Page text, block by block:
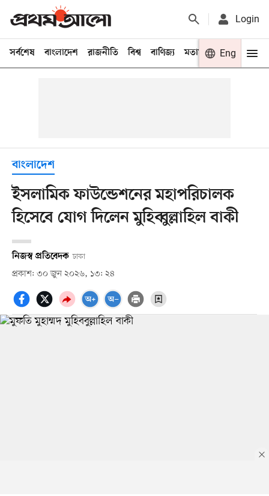
Login
সর্বশেষ বাংলাদেশ রাজনীতি বিশ্ব বাণিজ্য মতামত খেলা
Eng
বাংলাদেশ
ইসলামিক ফাউন্ডেশনের মহাপরিচালক
হিসেবে যোগ দিলেন মুহিব্বুল্লাহিল বাকী
নিজস্ব প্রতিবেদক ঢাকা
প্রকাশ: ৩০ জুন ২০২৬, ১৩: ২৪